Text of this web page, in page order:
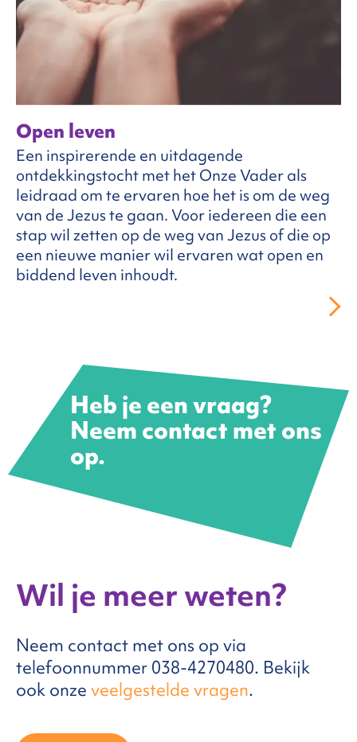
Open leven
Een inspirerende en uitdagende
ontdekkingstocht met het Onze Vader als
leidraad om te ervaren hoe het is om de weg
van de Jezus te gaan. Voor iedereen die een
stap wil zetten op de weg van Jezus of die op
een nieuwe manier wil ervaren wat open en
biddend leven inhoudt.
Heb je een vraag?
Neem contact met ons
op.
Wil je meer weten?
Neem contact met ons op via
telefoonnummer 038-4270480. Bekijk
ook onze veelgestelde vragen.